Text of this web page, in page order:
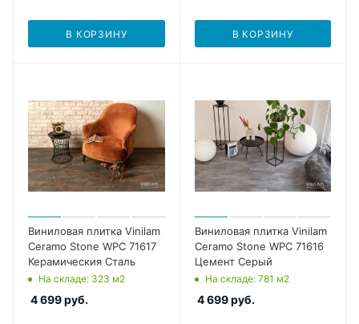
В КОРЗИНУ В КОРЗИНУ
Виниловая плитка Vinilam
Ceramo Stone WPC 71617
Керамическия Сталь
На складе: 323 м2
4 699руб.
Виниловая плитка Vinilam
Ceramo Stone WPC 71616
Цемент Серый
На складе: 781 м2
4 699руб.